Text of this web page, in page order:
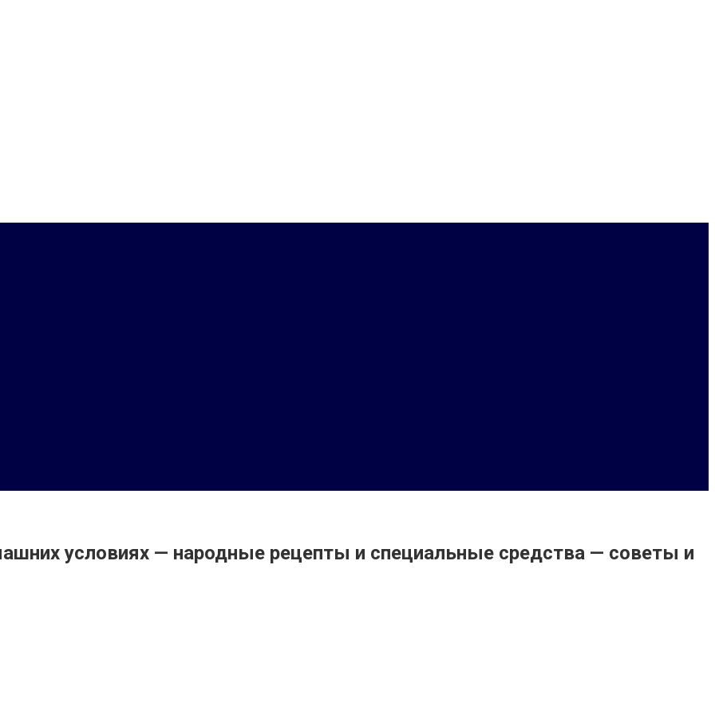
условиях — народные рецепты и специальные средства — советы и